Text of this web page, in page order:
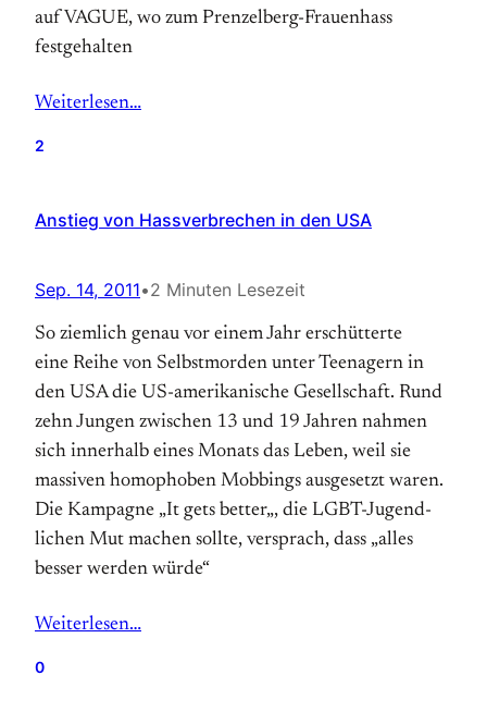
auf VAGUE, wo zum Prenzelberg-Frauenhass
festgehalten
Weiterlesen…
2
Anstieg von Hassverbrechen in den USA
Sep. 14, 2011•2 Minuten Lesezeit
So ziemlich genau vor einem Jahr er­schütterte
eine Reihe von Selbstmorden unter Teenagern in
den USA die US-amerikanische Gesellschaft. Rund
zehn Jungen zwischen 13 und 19 Jahren nahmen
sich innerhalb eines Monats das Leben, weil sie
massiven homo­phoben Mobbings ausgesetzt waren.
Die Kampagne „It gets better„, die LGBT-Jugend­
lichen Mut machen sollte, ver­sprach, dass „alles
besser werden würde“
Weiterlesen…
0